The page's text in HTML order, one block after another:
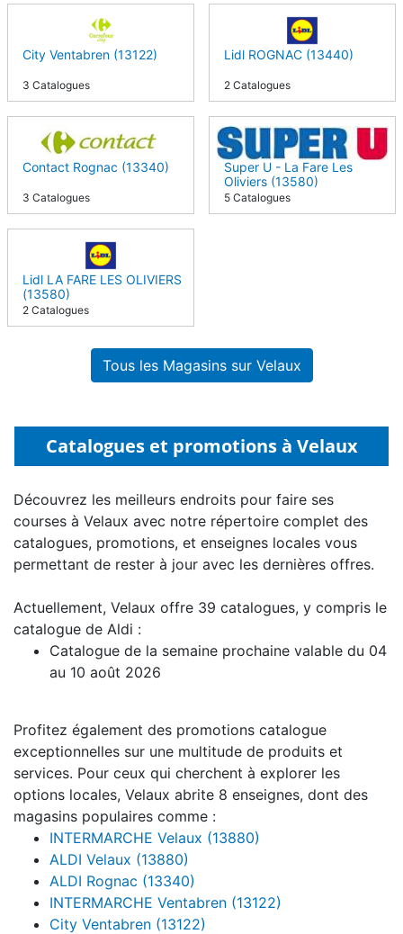
City Ventabren (13122)
3 Catalogues
Lidl ROGNAC (13440)
2 Catalogues
Contact Rognac (13340)
3 Catalogues
Super U - La Fare Les
Oliviers (13580)
5 Catalogues
Lidl LA FARE LES OLIVIERS
(13580)
2 Catalogues
Tous les Magasins sur Velaux
Catalogues et promotions à Velaux
Découvrez les meilleurs endroits pour faire ses
courses à Velaux avec notre répertoire complet des
catalogues, promotions, et enseignes locales vous
permettant de rester à jour avec les dernières offres.
Actuellement, Velaux offre 39 catalogues, y compris le
catalogue de Aldi :
Catalogue de la semaine prochaine valable du 04
au 10 août 2026
Profitez également des promotions catalogue
exceptionnelles sur une multitude de produits et
services. Pour ceux qui cherchent à explorer les
options locales, Velaux abrite 8 enseignes, dont des
magasins populaires comme :
INTERMARCHE Velaux (13880)
ALDI Velaux (13880)
ALDI Rognac (13340)
INTERMARCHE Ventabren (13122)
City Ventabren (13122)